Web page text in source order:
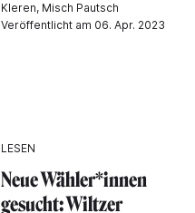
Kleren, Misch Pautsch
Veröffentlicht am 06. Apr. 2023
LESEN
Neue Wähler*innen
gesucht: Wiltzer